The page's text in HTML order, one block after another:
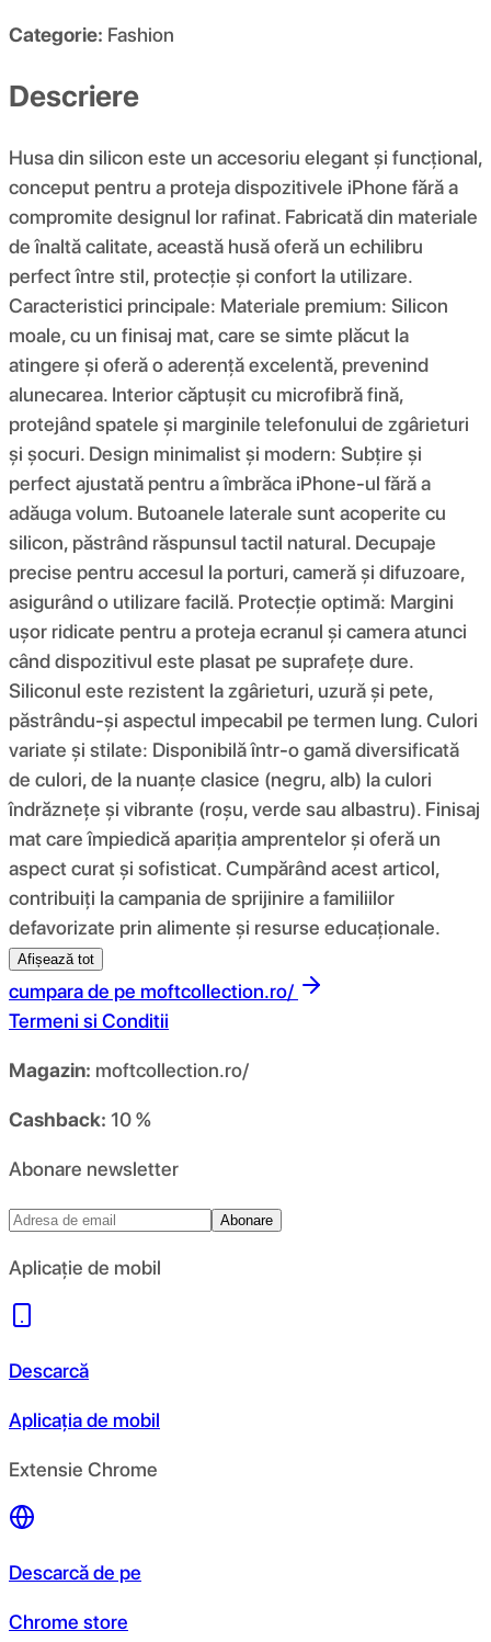
Categorie: Fashion
Descriere
Husa din silicon este un accesoriu elegant și funcțional,
conceput pentru a proteja dispozitivele iPhone fără a
compromite designul lor rafinat. Fabricată din materiale
de înaltă calitate, această husă oferă un echilibru
perfect între stil, protecție și confort la utilizare.
Caracteristici principale: Materiale premium: Silicon
moale, cu un finisaj mat, care se simte plăcut la
atingere și oferă o aderență excelentă, prevenind
alunecarea. Interior căptușit cu microfibră fină,
protejând spatele și marginile telefonului de zgârieturi
și șocuri. Design minimalist și modern: Subțire și
perfect ajustată pentru a îmbrăca iPhone-ul fără a
adăuga volum. Butoanele laterale sunt acoperite cu
silicon, păstrând răspunsul tactil natural. Decupaje
precise pentru accesul la porturi, cameră și difuzoare,
asigurând o utilizare facilă. Protecție optimă: Margini
ușor ridicate pentru a proteja ecranul și camera atunci
când dispozitivul este plasat pe suprafețe dure.
Siliconul este rezistent la zgârieturi, uzură și pete,
păstrându-și aspectul impecabil pe termen lung. Culori
variate și stilate: Disponibilă într-o gamă diversificată
de culori, de la nuanțe clasice (negru, alb) la culori
îndrăznețe și vibrante (roșu, verde sau albastru). Finisaj
mat care împiedică apariția amprentelor și oferă un
aspect curat și sofisticat. Cumpărând acest articol,
contribuiți la campania de sprijinire a familiilor
defavorizate prin alimente și resurse educaționale.
Afișează tot
cumpara de pe moftcollection.ro/
Termeni si Conditii
Magazin: moftcollection.ro/
Cashback: 10 %
Abonare newsletter
Abonare
Aplicație de mobil
Descarcă
Aplicația de mobil
Extensie Chrome
Descarcă de pe
Chrome store